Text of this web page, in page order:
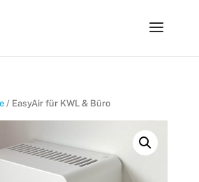
/ EasyAir für KWL & Büro